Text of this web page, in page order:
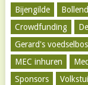
Bijengilde
Crowdfunding
Gerard's voedselbos
MEC inhuren
Sponsors